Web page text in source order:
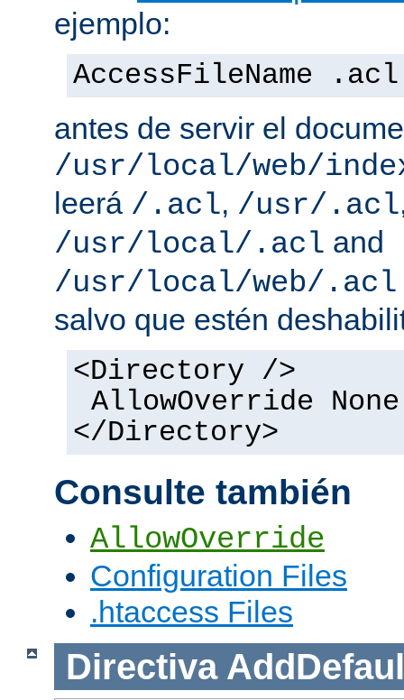
ejemplo:
AccessFileName .acl
antes de servir el
/usr/local/web/
leerá /.acl, /usr/.acl
/usr/local/.acl and
/usr/local/web/.acl
salvo que estén
<Directory />
AllowOverride None
</Directory>
Consulte también
AllowOverride
Configuration Files
.htaccess Files
Directiva